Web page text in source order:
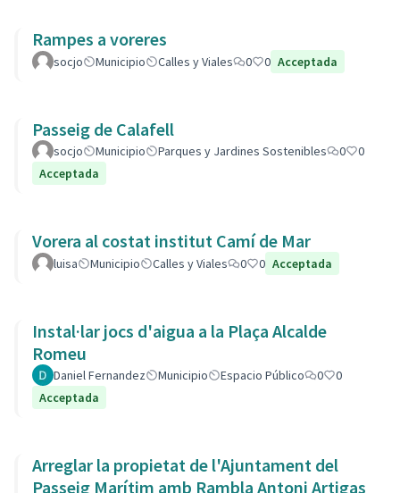
Rampes a voreres
socjo Municipio Calles y Viales 0 0 Acceptada
Passeig de Calafell
socjo Municipio Parques y Jardines Sostenibles 0
0
Acceptada
Vorera al costat institut Camí de Mar
luisa Municipio Calles y Viales 0 0 Acceptada
Instal·lar jocs d'aigua a la Plaça Alcalde
Romeu
Daniel Fernandez Municipio Espacio Público 0
0
Acceptada
Arreglar la propietat de l'Ajuntament del
Passeig Marítim amb Rambla Antoni Artigas